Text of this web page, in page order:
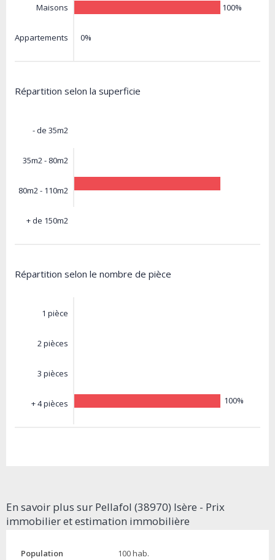
Maisons
Appartements
100%
0%
Répartition selon la superficie
- de 35m2
35m2 - 80m2
80m2 - 110m2
+ de 150m2
Répartition selon le nombre de pièce
1 pièce
2 pièces
3 pièces
+ 4 pièces 100%
En savoir plus sur Pellafol (38970) Isère - Prix
immobilier et estimation immobilière
Population
100 hab.